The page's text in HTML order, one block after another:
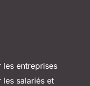
les entreprises
les salariés et